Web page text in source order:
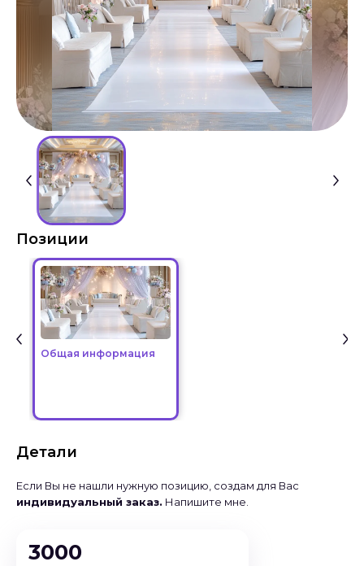
Позиции
Общая информация
Детали
Если Вы не нашли нужную позицию, создам для Вас
индивидуальный заказ. Напишите мне.
3000